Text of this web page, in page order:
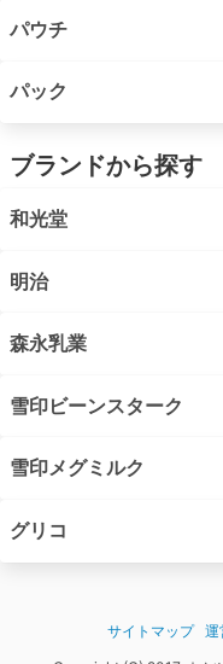
パウチ
パック
ブランドから探す
和光堂
明治
森永乳業
雪印ビーンスターク
雪印メグミルク
グリコ
サイトマップ 運